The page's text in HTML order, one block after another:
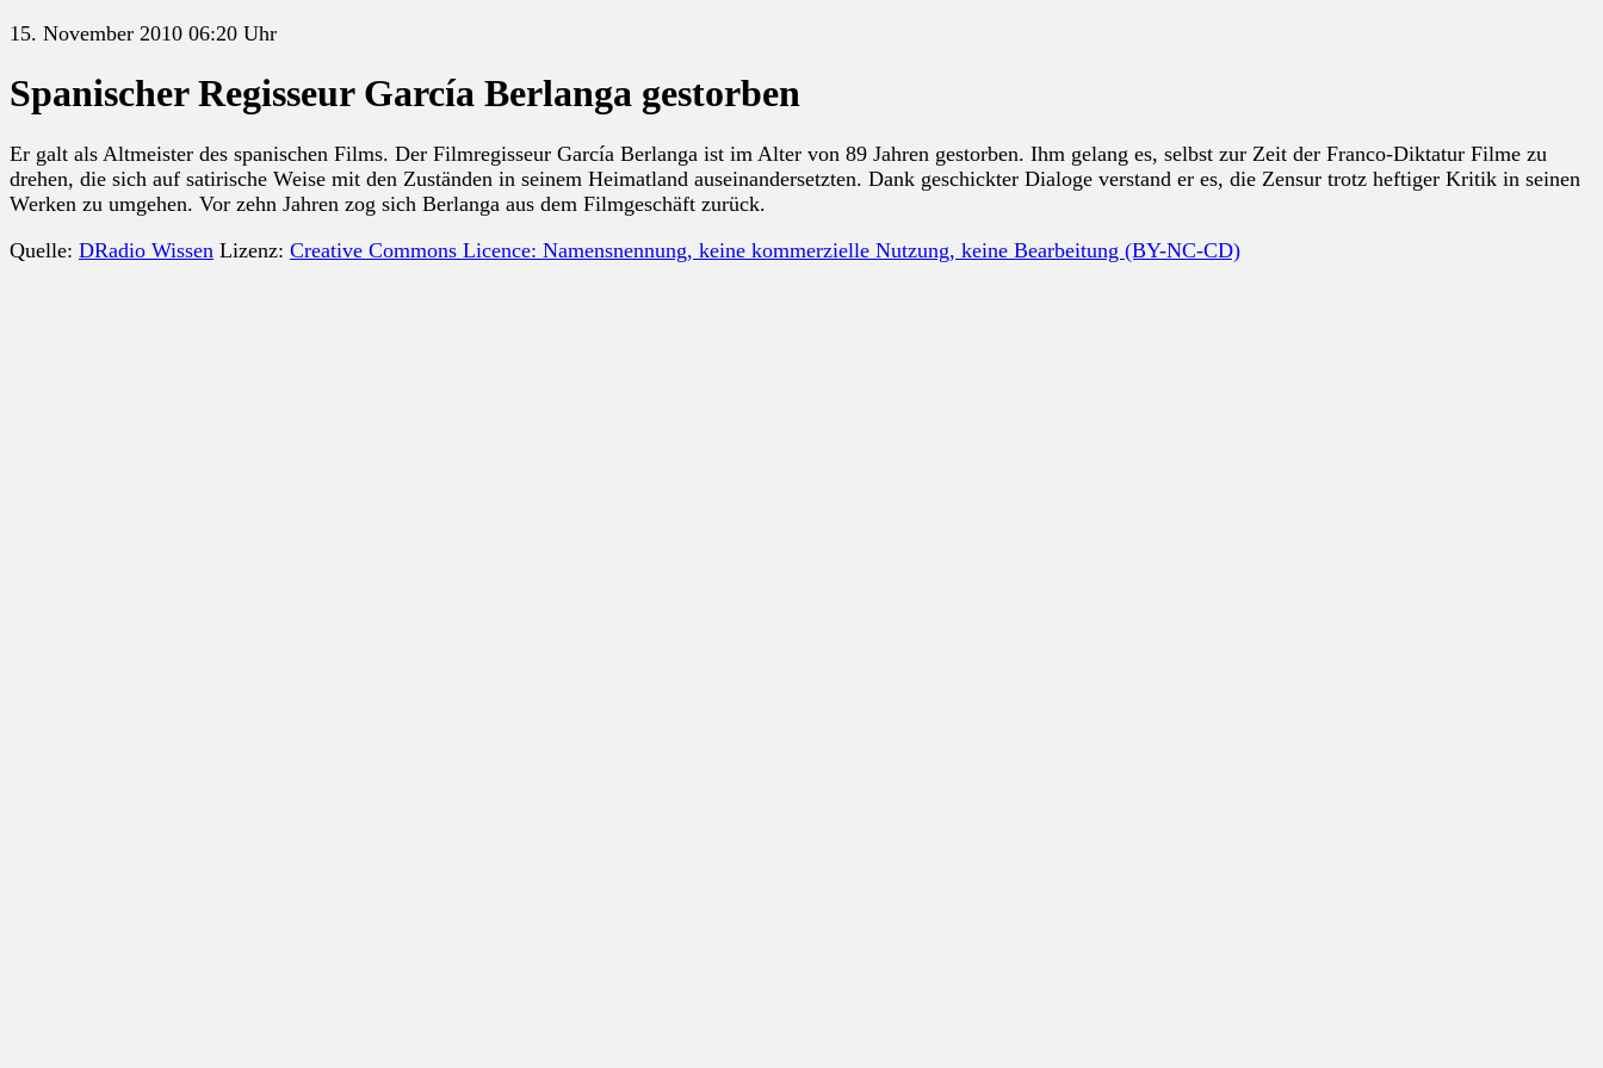
15. November 2010 06:20 Uhr
Spanischer Regisseur García Berlanga gestorben
Er galt als Altmeister des spanischen Films. Der Filmregisseur García Berlanga ist im Alter von 89 Jahren gestorben. Ihm gelang es, selbst zur Zeit der Franco-Diktatur Filme zu
drehen, die sich auf satirische Weise mit den Zuständen in seinem Heimatland auseinandersetzten. Dank geschickter Dialoge verstand er es, die Zensur trotz heftiger Kritik in seinen
Werken zu umgehen. Vor zehn Jahren zog sich Berlanga aus dem Filmgeschäft zurück.
Quelle: DRadio Wissen Lizenz: Creative Commons Licence: Namensnennung, keine kommerzielle Nutzung, keine Bearbeitung (BY-NC-CD)